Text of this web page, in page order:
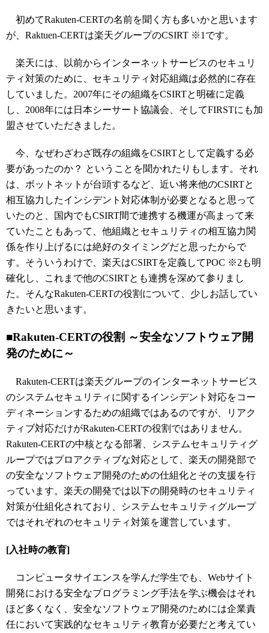
初めてRakuten-CERTの名前を聞く方も多いかと思います
が、Raktuen-CERTは楽天グループのCSIRT ※1です。
楽天には、以前からインターネットサービスのセキュリ
ティ対策のために、セキュリティ対応組織は必然的に存在
していました。2007年にその組織をCSIRTと明確に定義
し、2008年には日本シーサート協議会、そしてFIRSTにも加
盟させていただきました。
今、なぜわざわざ既存の組織をCSIRTとして定義する必
要があったのか？ ということを聞かれたりもします。それ
は、ボットネットが台頭するなど、近い将来他のCSIRTと
相互協力したインシデント対応体制が必要となると思って
いたのと、国内でもCSIRT間で連携する機運が高まって来
ていたこともあって、他組織とセキュリティの相互協力関
係を作り上げるには絶好のタイミングだと思ったからで
す。そういうわけで、楽天はCSIRTを定義してPOC ※2も明
確化し、これまで他のCSIRTとも連携を深めて参りまし
た。そんなRakuten-CERTの役割について、少しお話してい
きたいと思います。
■Rakuten-CERTの役割 ～安全なソフトウェア開
発のために～
Rakuten-CERTは楽天グループのインターネットサービス
のシステムセキュリティに関するインシデント対応をコー
ディネーションするための組織ではあるのですが、リアク
ティブ対応だけがRakuten-CERTの役割ではありません。
Rakuten-CERTの中核となる部署、システムセキュリティグ
ループではプロアクティブな対応として、楽天の開発部で
の安全なソフトウェア開発のための仕組化とその支援を行
っています。楽天の開発では以下の開発時のセキュリティ
対策が仕組化されており、システムセキュリティグループ
ではそれぞれのセキュリティ対策を運営しています。
[入社時の教育]
コンピュータサイエンスを学んだ学生でも、Webサイト
開発における安全なプログラミング手法を学ぶ機会はそれ
ほど多くなく、安全なソフトウェア開発のためには企業責
任において実践的なセキュリティ教育が必要だと考えてい